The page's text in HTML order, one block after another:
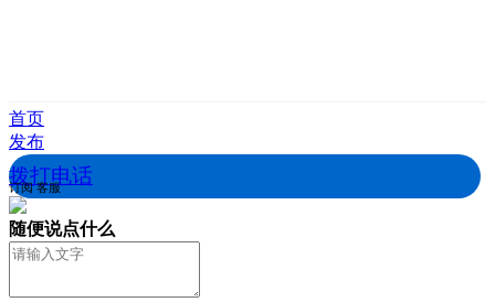
首页
发布
拨打电话
订阅 客服
随便说点什么